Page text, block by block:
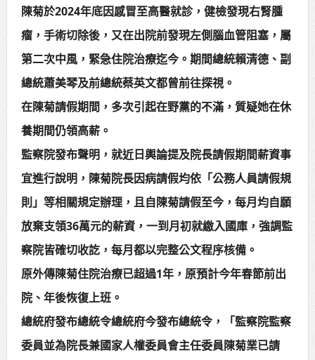
陳菊於2024年底因感冒至高醫就診，健檢發現右腎腫
瘤，手術切除後，又在出院前發現左側腦血管阻塞，屬
第二次中風，緊急住院治療迄今。期間總統賴清德、副
總統蕭美琴及前總統蔡英文都曾前往探視。
在陳菊請假期間，多次引起在野黨的不滿，質疑她在休
養期間仍領高薪。
監察院發布聲明，就近日輿論提及院長請假期間薪資事
宜進行說明，陳菊院長因病請假均依「公務人員請假規
則」等相關規定辦理，且自陳菊請假至今，每月均自願
放棄支領36萬元的薪資，一到月初就繳入國庫，強調監
察院皆確切收訖，每月都以完整公文程序核備。
原外傳陳菊住院治療已超過1年，原預計今年春節前出
院、年後恢復上班。
總統府發布總統令總統府今發布總統令，「監察院監察
委員並為院長兼國家人權委員會主任委員陳菊業已請